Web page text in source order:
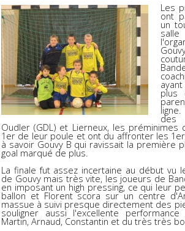
Les
ont
un
plus
des
Oudler (GDL) et Lierneux, les
1er de leur poule et ont du affronter les
à savoir Gouvy B qui ravissait la première
goal marqué de plus.
La finale fut assez incertaine au début vu
de Gouvy mais très vite, les joueurs de
en imposant un high pressing, ce qui leur
ballon et Florent scora sur un centre
massue à suivi presque directement des
souligner aussi l'excellente
Martin, Arnaud, Constantin et du très très